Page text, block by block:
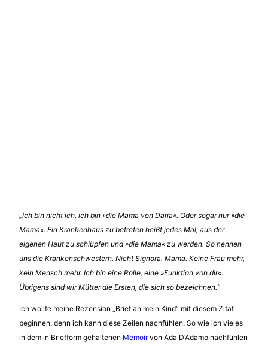
„Ich bin nicht ich, ich bin »die Mama von Daria«. Oder sogar nur »die
Mama«. Ein Krankenhaus zu betreten heißt jedes Mal, aus der
eigenen Haut zu schlüpfen und »die Mama« zu werden. So nennen
uns die Krankenschwestern. Nicht Signora. Mama. Keine Frau mehr,
kein Mensch mehr. Ich bin eine Rolle, eine »Funktion von dir«.
Übrigens sind wir Mütter die Ersten, die sich so bezeichnen.“
Ich wollte meine Rezension „Brief an mein Kind“ mit diesem Zitat
beginnen, denn ich kann diese Zeilen nachfühlen. So wie ich vieles
in dem in Briefform gehaltenen Memoirvon Ada D‘Adamo nachfühlen